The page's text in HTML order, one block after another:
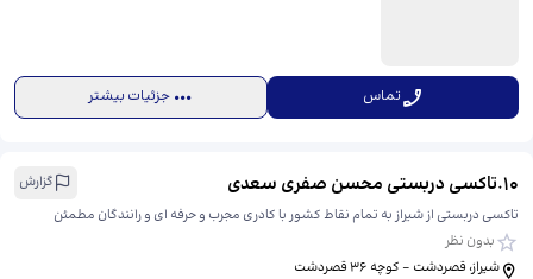
تماس جزئیات بیشتر
10
.تاکسی دربستی محسن صفری سعدی
گزارش
تاکسی دربستی از شیراز به تمام نقاط کشور با کادری مجرب و حرفه ای و رانندگان مطمئن
بدون نظر
شیراز، قصردشت - کوچه 36 قصردشت